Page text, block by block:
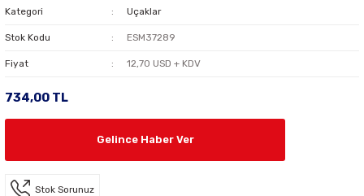
Kategori Uçaklar
Stok Kodu ESM37289
Fiyat 12,70 USD + KDV
734,00 TL
Gelince Haber Ver
Stok Sorunuz